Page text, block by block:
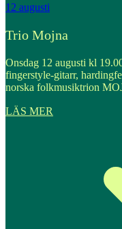
12 augusti
Trio Mojna
Onsdag 12 augusti kl
fingerstyle-gitarr,
norska folkmusiktrion
LÄS MER